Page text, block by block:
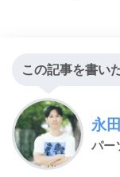
この記事を書い
永
パー